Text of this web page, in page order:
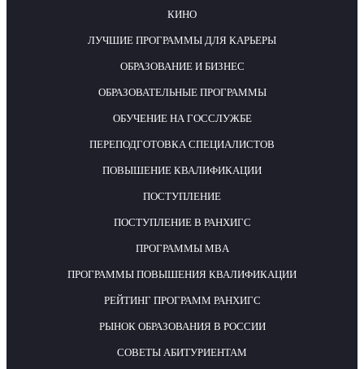
КИНО
ЛУЧШИЕ ПРОГРАММЫ ДЛЯ КАРЬЕРЫ
ОБРАЗОВАНИЕ И БИЗНЕС
ОБРАЗОВАТЕЛЬНЫЕ ПРОГРАММЫ
ОБУЧЕНИЕ НА ГОССЛУЖБЕ
ПЕРЕПОДГОТОВКА СПЕЦИАЛИСТОВ
ПОВЫШЕНИЕ КВАЛИФИКАЦИИ
ПОСТУПЛЕНИЕ
ПОСТУПЛЕНИЕ В РАНХИГС
ПРОГРАММЫ MBA
ПРОГРАММЫ ПОВЫШЕНИЯ КВАЛИФИКАЦИИ
РЕЙТИНГ ПРОГРАММ РАНХИГС
РЫНОК ОБРАЗОВАНИЯ В РОССИИ
СОВЕТЫ АБИТУРИЕНТАМ